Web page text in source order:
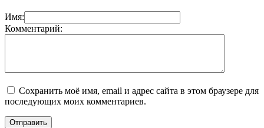
Имя:
Комментарий:
Сохранить моё имя, email и адрес сайта в этом браузере для
последующих моих комментариев.